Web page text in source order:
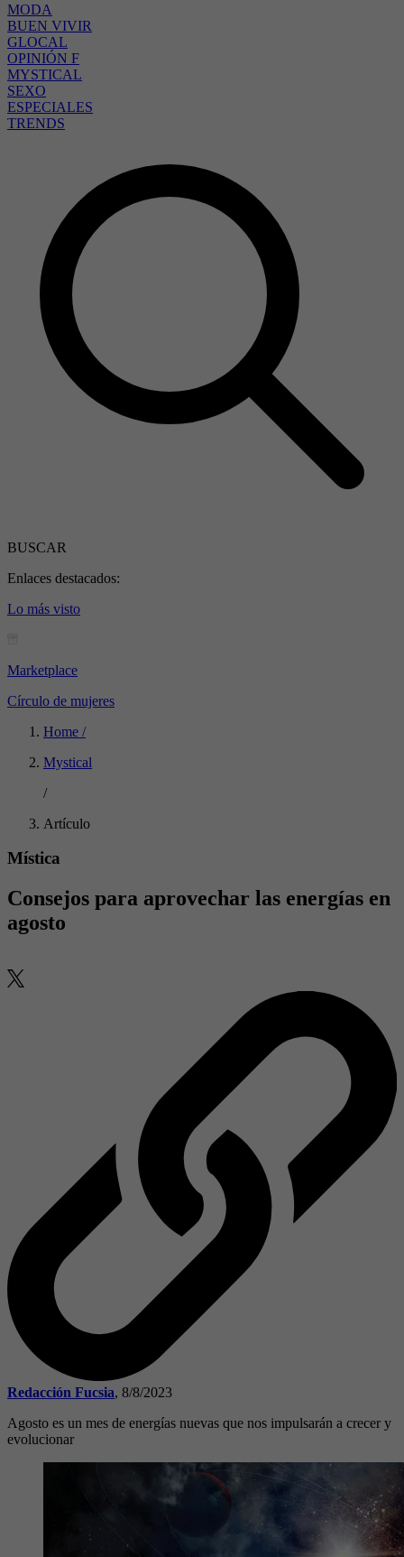
MODA
BUEN VIVIR
GLOCAL
OPINIÓN F
MYSTICAL
SEXO
ESPECIALES
TRENDS
BUSCAR
Enlaces destacados:
Lo más visto
Marketplace
Círculo de mujeres
Home /
Mystical
/
Artículo
Mística
Consejos para aprovechar las energías en
agosto
Redacción Fucsia, 8/8/2023
Agosto es un mes de energías nuevas que nos impulsarán a crecer y
evolucionar